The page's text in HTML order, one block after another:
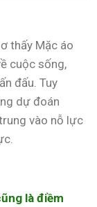
thấy Mặc áo
cuộc sống,
đấu. Tuy
dự đoán
vào nỗ lực
là điềm